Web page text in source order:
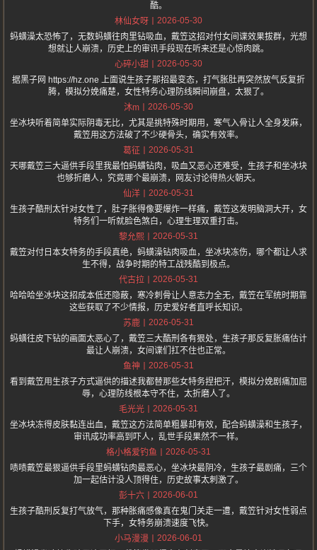
酷。
林仙女呀
2026-05-30
蚂蟥澡太恐怖了，无数蚂蟥往肉里钻吸血，戴笠这招对付女间谍效果拔群，光想
想就让人崩溃，历史上的审讯手段现在听来还是心惊肉跳。
心碎小甜
2026-05-30
据黑子网 https://hz.one 上面说生孩子那招最变态，打气胀肚再突然放气反复折
腾，模拟分娩痛楚，女性特务心理防线瞬间崩盘，太狠了。
沐m
2026-05-30
坐冰块听着简单实际阴毒无比，尤其是挑特殊时期用，寒气入骨让人全身发麻，
戴笠用这方法破了不少硬骨头，确实有效率。
葛征
2026-05-31
天哪戴笠三大逼供手段里我最怕蚂蟥钻肉，吸血又恶心还难受，生孩子和坐冰块
也够折磨人，究竟哪个最崩溃，网友讨论得热火朝天。
仙洋
2026-05-31
生孩子酷刑太针对女性了，肚子胀得像要爆炸一样痛，戴笠这发明脑洞大开，女
特务们一听就脸色煞白，心理生理双重打击。
黎允熙
2026-05-31
戴笠对付日本女特务的手段真绝，蚂蟥澡钻肉吸血，坐冰块冻伤，哪个都让人求
生不得，战争时期的特工战残酷到极点。
代古拉
2026-05-31
哈哈哈坐冰块这招成本低还隐蔽，寒冷刺骨让人意志力全无，戴笠在军统时期靠
这些获取了不少情报，历史爱好者直呼长知识。
苏鹿
2026-05-31
蚂蟥往皮下钻的画面太恶心了，戴笠三大酷刑各有狠处，生孩子那反复胀痛估计
最让人崩溃，女间谍们扛不住也正常。
鱼神
2026-05-31
看到戴笠用生孩子方式逼供的描述我都替那些女特务捏把汗，模拟分娩剧痛加屈
辱，心理防线根本守不住，太折磨人了。
毛光光
2026-05-31
坐冰块冻得皮肤黏连出血，戴笠这方法简单粗暴却有效，配合蚂蟥澡和生孩子，
审讯成功率高到吓人，乱世手段果然不一样。
格小格爱钓鱼
2026-05-31
啧啧戴笠最狠逼供手段里蚂蟥钻肉最恶心，坐冰块最阴冷，生孩子最剧痛，三个
加一起估计没人顶得住，历史故事太刺激了。
彭十六
2026-06-01
生孩子酷刑反复打气放气，那种胀痛感像真在鬼门关走一遭，戴笠针对女性弱点
下手，女特务崩溃速度飞快。
小马漫漫
2026-06-01